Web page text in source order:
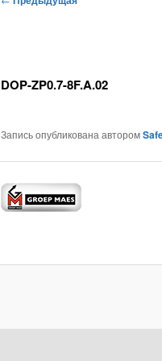
DOP-ZP0.7-8F.A.02
Запись опубликована автором